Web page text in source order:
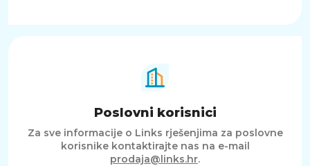
Poslovni korisnici
Za sve informacije o Links rješenjima za poslovne
korisnike kontaktirajte nas na e-mail
prodaja@links.hr.